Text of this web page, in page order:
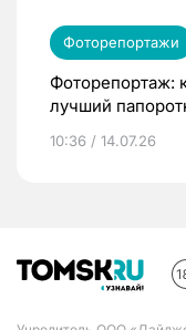
Фоторепортажи
Фоторепортаж:
лучший
10:36 / 14.07.26